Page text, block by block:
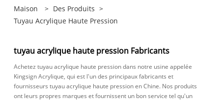
Maison > Des Produits >
Tuyau Acrylique Haute Pression
tuyau acrylique haute pression Fabricants
Achetez tuyau acrylique haute pression dans notre usine appelée
Kingsign Acrylique, qui est l'un des principaux fabricants et
fournisseurs tuyau acrylique haute pression en Chine. Nos produits
ont leurs propres marques et fournissent un bon service tel qu'un